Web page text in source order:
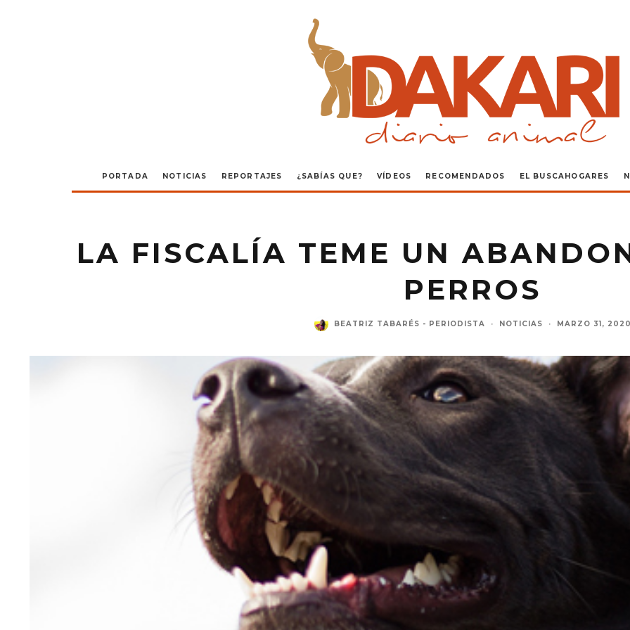
PORTADA NOTICIAS REPORTAJES ¿SABÍAS QUE? VÍDEOS RECOMENDADOS EL BUSCAHOGARES
LA FISCALÍA TEME UN
PERROS
BEATRIZ TABARÉS - PERIODISTA · NOTICIAS · MARZO 31,